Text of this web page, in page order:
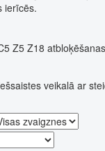
ierīcēs.
Z5 Z18
veikalā ar